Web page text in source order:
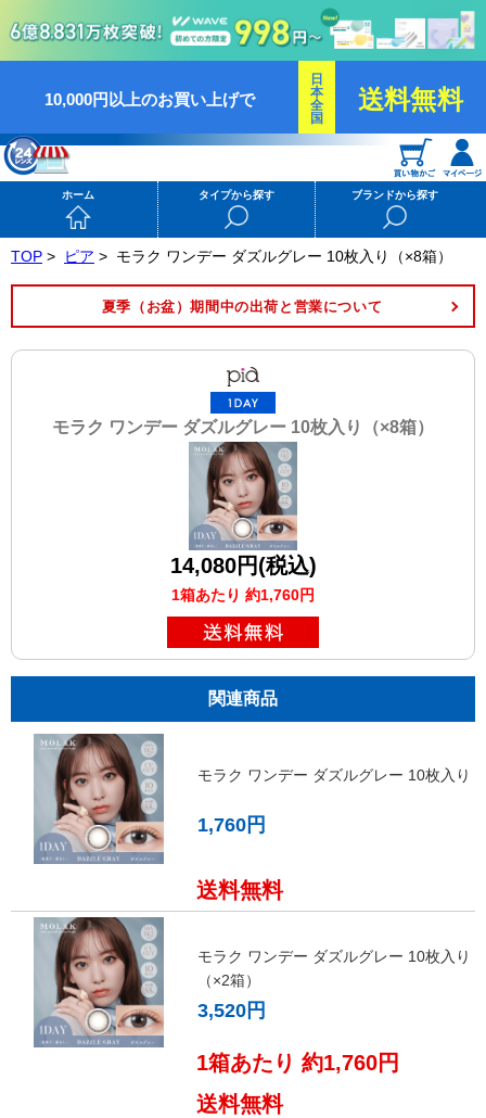
10,000円以上のお買い上げで
日
本
全
国
送料無料
ホーム タイプから探す ブランドから探す
TOP > ピア > モラク ワンデー ダズルグレー 10枚入り（×8箱）
夏季（お盆）期間中の出荷と営業について
モラク ワンデー ダズルグレー 10枚入り（×8箱）
14,080円(税込)
1箱あたり 約1,760円
関連商品
モラク ワンデー ダズルグレー 10枚入り
1,760円
送料無料
モラク ワンデー ダズルグレー 10枚入り
（×2箱）
3,520円
1箱あたり 約1,760円
送料無料